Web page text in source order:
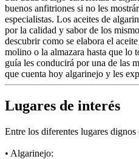
buenos anfitriones si no les
especialistas. Los aceites de
por la calidad y sabor de los
descubrir como se elabora el
molino o la almazara hasta que lo
guía les conducirá por una de las
que cuenta hoy algarinejo y les
Lugares de interés
Entre los diferentes lugares dignos
• Algarinejo: